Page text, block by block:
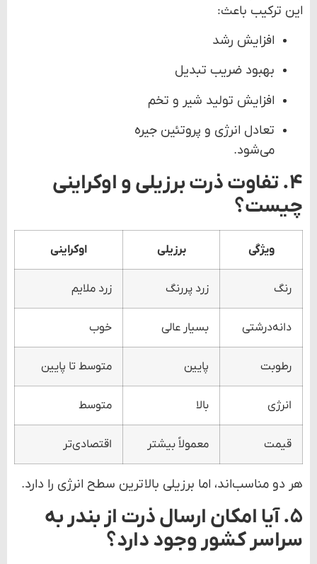
این ترکیب باعث:
افزایش رشد
بهبود ضریب تبدیل
افزایش تولید شیر و تخم
تعادل انرژی و پروتئین جیره
می‌شود.
۴. تفاوت ذرت برزیلی و اوکراینی
چیست؟
ویژگی برزیلی اوکراینی
رنگ زرد پررنگ زرد ملایم
دانه‌درشتی بسیار عالی خوب
رطوبت پایین متوسط تا پایین
انرژی بالا متوسط
قیمت معمولاً بیشتر اقتصادی‌تر
هر دو مناسب‌اند، اما برزیلی بالاترین سطح انرژی را دارد.
۵. آیا امکان ارسال ذرت از بندر به
سراسر کشور وجود دارد؟